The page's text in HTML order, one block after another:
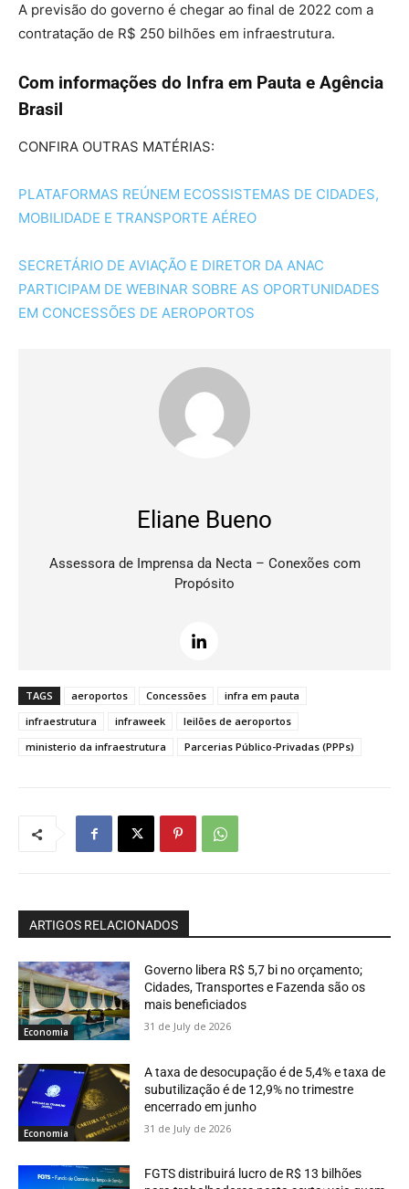
A previsão do governo é chegar ao final de 2022 com a
contratação de R$ 250 bilhões em infraestrutura.
Com informações do Infra em Pauta e Agência
Brasil
CONFIRA OUTRAS MATÉRIAS:
PLATAFORMAS REÚNEM ECOSSISTEMAS DE CIDADES,
MOBILIDADE E TRANSPORTE AÉREO
SECRETÁRIO DE AVIAÇÃO E DIRETOR DA ANAC
PARTICIPAM DE WEBINAR SOBRE AS OPORTUNIDADES
EM CONCESSÕES DE AEROPORTOS
Eliane Bueno
Assessora de Imprensa da Necta – Conexões com
Propósito
TAGS aeroportos Concessões
infra em pauta
infraestrutura
infraweek
leilões de aeroportos
ministerio da infraestrutura
Parcerias Público-Privadas (PPPs)
ARTIGOS RELACIONADOS
Economia
Governo libera R$ 5,7 bi no orçamento;
Cidades, Transportes e Fazenda são os
mais beneficiados
31 de July de 2026
Economia
A taxa de desocupação é de 5,4% e taxa de
subutilização é de 12,9% no trimestre
encerrado em junho
31 de July de 2026
FGTS distribuirá lucro de R$ 13 bilhões